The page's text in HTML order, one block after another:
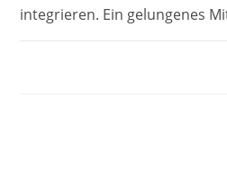
integrieren. Ein gelungenes